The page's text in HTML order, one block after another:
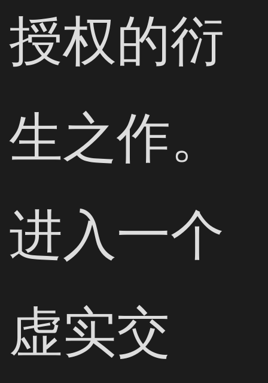
授权的衍
生之作。
进入一个
虚实交